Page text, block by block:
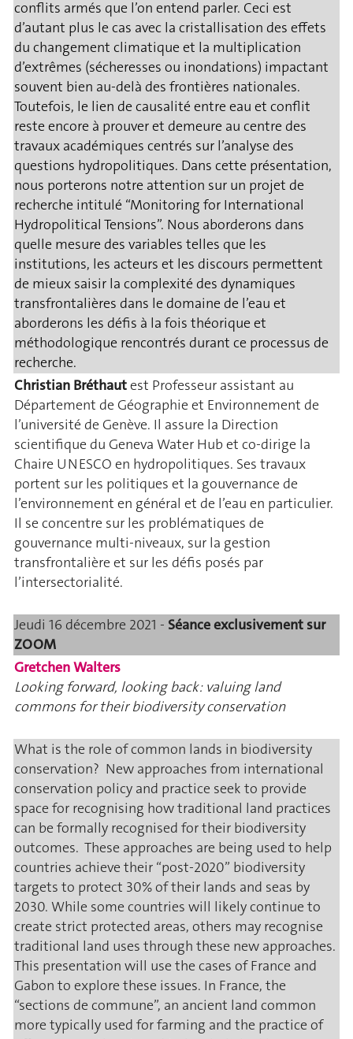
conflits armés que l’on entend parler. Ceci est
d’autant plus le cas avec la cristallisation des effets
du changement climatique et la multiplication
d’extrêmes (sécheresses ou inondations) impactant
souvent bien au-delà des frontières nationales.
Toutefois, le lien de causalité entre eau et conflit
reste encore à prouver et demeure au centre des
travaux académiques centrés sur l’analyse des
questions hydropolitiques. Dans cette présentation,
nous porterons notre attention sur un projet de
recherche intitulé “Monitoring for International
Hydropolitical Tensions”. Nous aborderons dans
quelle mesure des variables telles que les
institutions, les acteurs et les discours permettent
de mieux saisir la complexité des dynamiques
transfrontalières dans le domaine de l’eau et
aborderons les défis à la fois théorique et
méthodologique rencontrés durant ce processus de
recherche.
Christian Bréthautest Professeur assistant au
Département de Géographie et Environnement de
l’université de Genève. Il assure la Direction
scientifique du Geneva Water Hub et co-dirige la
Chaire UNESCO en hydropolitiques. Ses travaux
portent sur les politiques et la gouvernance de
l’environnement en général et de l’eau en particulier.
Il se concentre sur les problématiques de
gouvernance multi-niveaux, sur la gestion
transfrontalière et sur les défis posés par
l’intersectorialité.
Jeudi 16 décembre 2021 - Séance exclusivement sur
ZOOM
Gretchen Walters
Looking forward, looking back: valuing land
commons for their biodiversity conservation
What is the role of common lands in biodiversity
conservation? New approaches from international
conservation policy and practice seek to provide
space for recognising how traditional land practices
can be formally recognised for their biodiversity
outcomes. These approaches are being used to help
countries achieve their “post-2020” biodiversity
targets to protect 30% of their lands and seas by
2030. While some countries will likely continue to
create strict protected areas, others may recognise
traditional land uses through these new approaches.
This presentation will use the cases of France and
Gabon to explore these issues. In France, the
“sections de commune”, an ancient land common
more typically used for farming and the practice of